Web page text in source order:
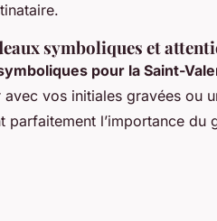
symboliques et
pour la Saint-
vos initiales gravées ou
parfaitement l’importance